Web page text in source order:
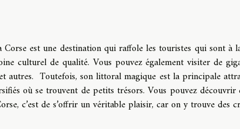
Corse est une destination qui raffole les touristes qui sont
culturel de qualité. Vous pouvez également visiter de
autres. Toutefois, son littoral magique est la principale
où se trouvent de petits trésors. Vous pouvez
c’est de s’offrir un véritable plaisir, car on y trouve des